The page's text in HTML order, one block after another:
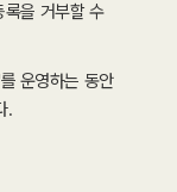
록을 거부할 수
운영하는 동안
.